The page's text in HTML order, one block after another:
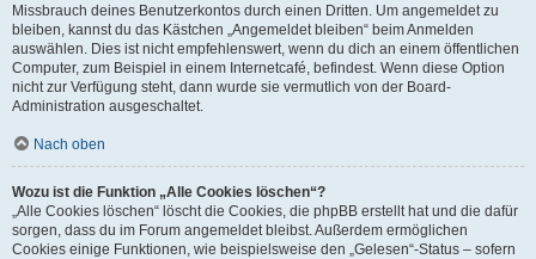
Missbrauch deines Benutzerkontos durch einen Dritten. Um angemeldet zu
bleiben, kannst du das Kästchen „Angemeldet bleiben“ beim Anmelden
auswählen. Dies ist nicht empfehlenswert, wenn du dich an einem öffentlichen
Computer, zum Beispiel in einem Internetcafé, befindest. Wenn diese Option
nicht zur Verfügung steht, dann wurde sie vermutlich von der Board-
Administration ausgeschaltet.
Nach oben
Wozu ist die Funktion „Alle Cookies löschen“?
„Alle Cookies löschen“ löscht die Cookies, die phpBB erstellt hat und die dafür
sorgen, dass du im Forum angemeldet bleibst. Außerdem ermöglichen
Cookies einige Funktionen, wie beispielsweise den „Gelesen“-Status – sofern